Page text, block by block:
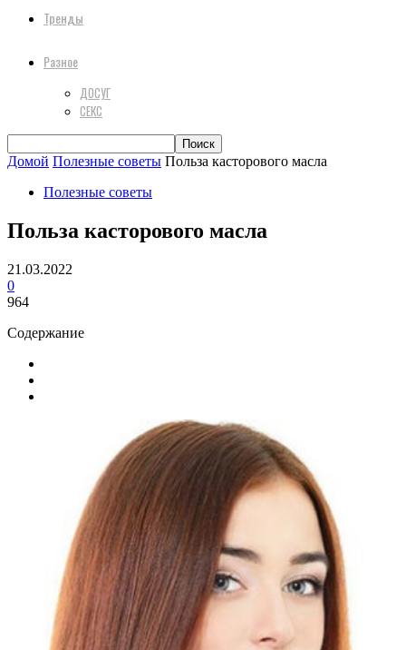
Тренды
Разное
ДОСУГ
СЕКС
Домой Полезные советы Польза касторового масла
Полезные советы
Польза касторового масла
21.03.2022
0
964
Содержание